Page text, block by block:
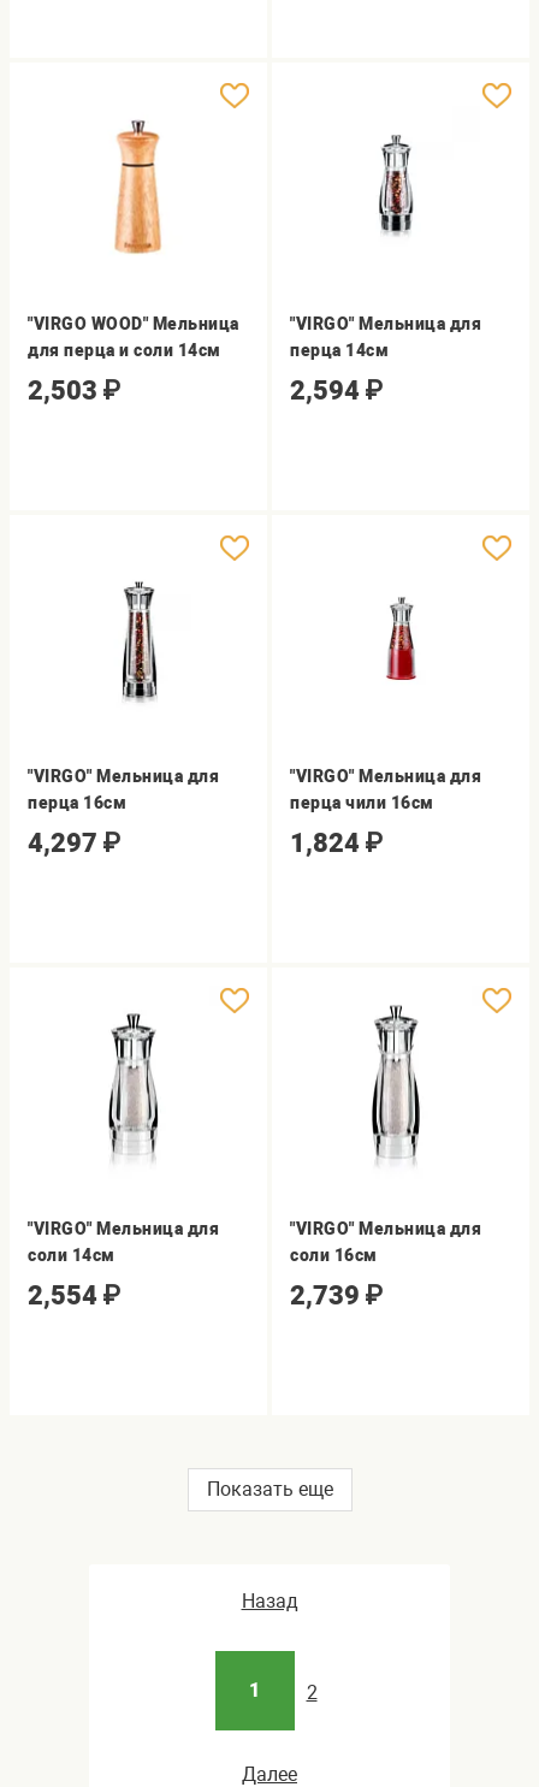
"VIRGO WOOD" Мельница
для перца и соли 14см
2,503 ₽
"VIRGO" Мельница для
перца 14см
2,594 ₽
"VIRGO" Мельница для
перца 16см
4,297 ₽
"VIRGO" Мельница для
перца чили 16см
1,824 ₽
"VIRGO" Мельница для
соли 14см
2,554 ₽
"VIRGO" Мельница для
соли 16см
2,739 ₽
Показать еще
Назад
1 2
Далее